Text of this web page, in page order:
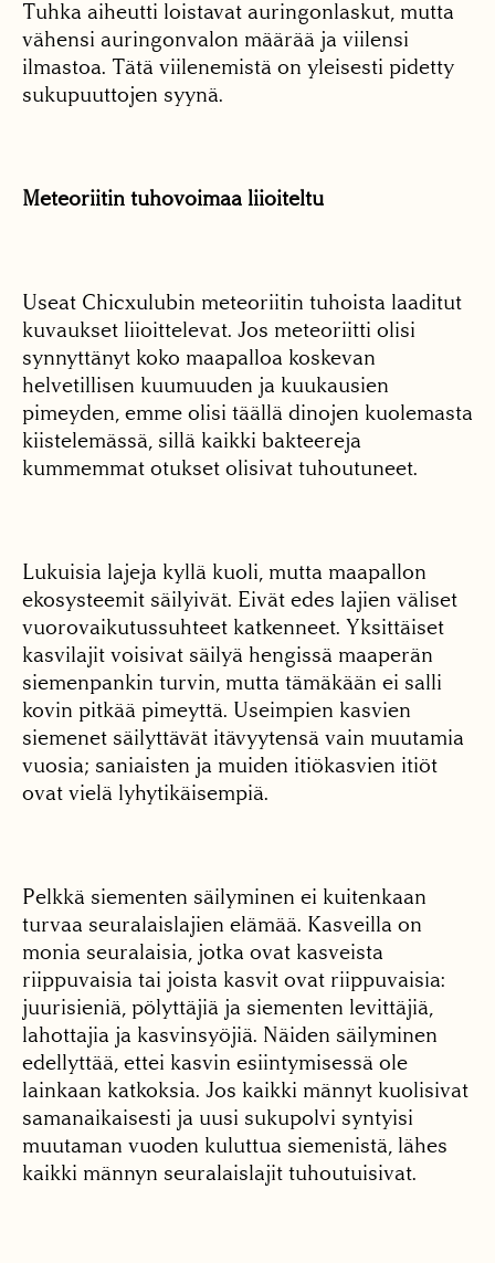
Tuhka aiheutti loistavat auringonlaskut, mutta
vähensi auringonvalon määrää ja viilensi
ilmastoa. Tätä viilenemistä on yleisesti pidetty
sukupuuttojen syynä.
Meteoriitin tuhovoimaa liioiteltu
Useat Chicxulubin meteoriitin tuhoista laaditut
kuvaukset liioittelevat. Jos meteoriitti olisi
synnyttänyt koko maapalloa koskevan
helvetillisen kuumuuden ja kuukausien
pimeyden, emme olisi täällä dinojen kuolemasta
kiistelemässä, sillä kaikki bakteereja
kummemmat otukset olisivat tuhoutuneet.
Lukuisia lajeja kyllä kuoli, mutta maapallon
ekosysteemit säilyivät. Eivät edes lajien väliset
vuorovaikutussuhteet katkenneet. Yksittäiset
kasvilajit voisivat säilyä hengissä maaperän
siemenpankin turvin, mutta tämäkään ei salli
kovin pitkää pimeyttä. Useimpien kasvien
siemenet säilyttävät itävyytensä vain muutamia
vuosia; saniaisten ja muiden itiökasvien itiöt
ovat vielä lyhytikäisempiä.
Pelkkä siementen säilyminen ei kuitenkaan
turvaa seuralaislajien elämää. Kasveilla on
monia seuralaisia, jotka ovat kasveista
riippuvaisia tai joista kasvit ovat riippuvaisia:
juurisieniä, pölyttäjiä ja siementen levittäjiä,
lahottajia ja kasvinsyöjiä. Näiden säilyminen
edellyttää, ettei kasvin esiintymisessä ole
lainkaan katkoksia. Jos kaikki männyt kuolisivat
samanaikaisesti ja uusi sukupolvi syntyisi
muutaman vuoden kuluttua siemenistä, lähes
kaikki männyn seuralaislajit tuhoutuisivat.